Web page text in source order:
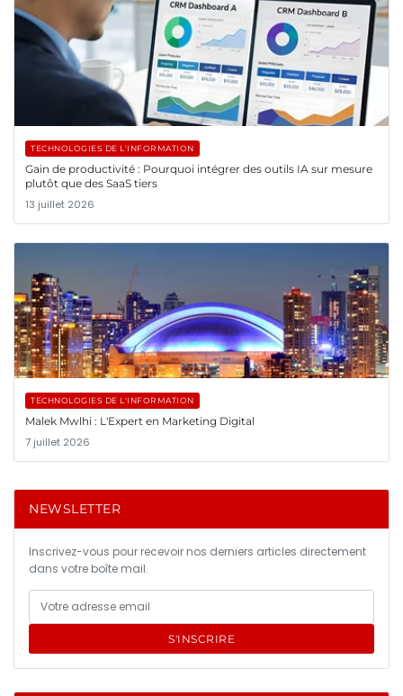
TECHNOLOGIES DE L'INFORMATION
Gain de productivité : Pourquoi intégrer des outils IA sur mesure
plutôt que des SaaS tiers
13 juillet 2026
TECHNOLOGIES DE L'INFORMATION
Malek Mwlhi : L'Expert en Marketing Digital
7 juillet 2026
NEWSLETTER
Inscrivez-vous pour recevoir nos derniers articles directement
dans votre boîte mail.
S'INSCRIRE